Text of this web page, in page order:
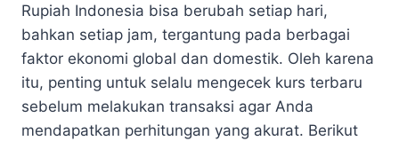
Rupiah Indonesia bisa berubah setiap hari,
bahkan setiap jam, tergantung pada berbagai
faktor ekonomi global dan domestik. Oleh karena
itu, penting untuk selalu mengecek kurs terbaru
sebelum melakukan transaksi agar Anda
mendapatkan perhitungan yang akurat. Berikut